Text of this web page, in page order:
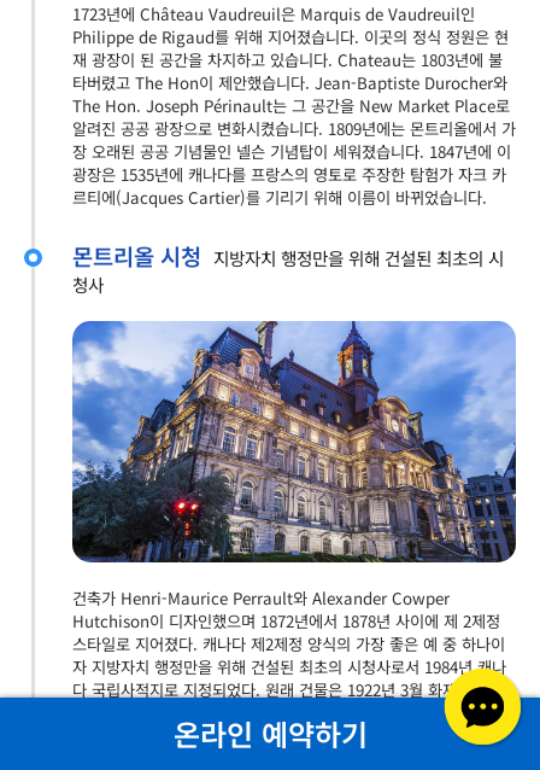
1723년에 Château Vaudreuil은 Marquis de Vaudreuil인
Philippe de Rigaud를 위해 지어졌습니다. 이곳의 정식 정원은 현
재 광장이 된 공간을 차지하고 있습니다. Chateau는 1803년에 불
타버렸고 The Hon이 제안했습니다. Jean-Baptiste Durocher와
The Hon. Joseph Périnault는 그 공간을 New Market Place로
알려진 공공 광장으로 변화시켰습니다. 1809년에는 몬트리올에서 가
장 오래된 공공 기념물인 넬슨 기념탑이 세워졌습니다. 1847년에 이
광장은 1535년에 캐나다를 프랑스의 영토로 주장한 탐험가 자크 카
르티에(Jacques Cartier)를 기리기 위해 이름이 바뀌었습니다.
몬트리올 시청 지방자치 행정만을 위해 건설된 최초의 시
청사
건축가 Henri-Maurice Perrault와 Alexander Cowper
Hutchison이 디자인했으며 1872년에서 1878년 사이에 제 2제정
스타일로 지어졌다. 캐나다 제2제정 양식의 가장 좋은 예 중 하나이
자 지방자치 행정만을 위해 건설된 최초의 시청사로서 1984년 캐나
다 국립사적지로 지정되었다. 원래 건물은 1922년 3월 화재로 소실
되어 외벽만 남고 도시의 많은 역사적 기록이 파괴되었다. 건축가 루
이 파리(Louis Parant) 는 재건축을 의뢰받았고, 그는 폐허의 껍질
온라인 예약하기